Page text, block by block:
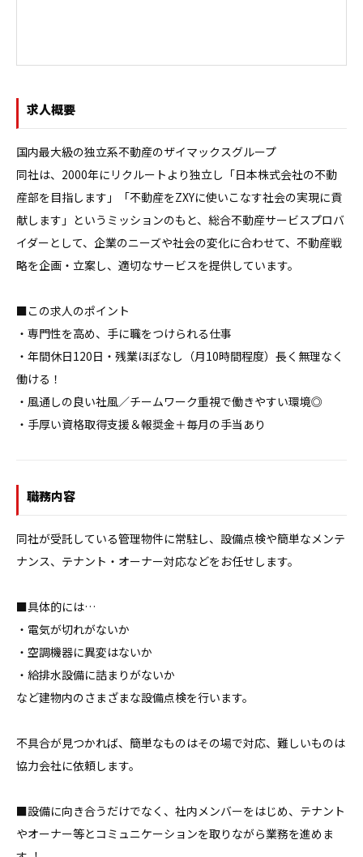
求人概要
国内最大級の独立系不動産のザイマックスグループ
同社は、2000年にリクルートより独立し「日本株式会社の不動
産部を目指します」「不動産をZXYに使いこなす社会の実現に貢
献します」というミッションのもと、総合不動産サービスプロバ
イダーとして、企業のニーズや社会の変化に合わせて、不動産戦
略を企画・立案し、適切なサービスを提供しています。
■この求人のポイント
・専門性を高め、手に職をつけられる仕事
・年間休日120日・残業ほぼなし（月10時間程度）長く無理なく
働ける！
・風通しの良い社風／チームワーク重視で働きやすい環境◎
・手厚い資格取得支援＆報奨金＋毎月の手当あり
職務内容
同社が受託している管理物件に常駐し、設備点検や簡単なメンテ
ナンス、テナント・オーナー対応などをお任せします。
■具体的には…
・電気が切れがないか
・空調機器に異変はないか
・給排⽔設備に詰まりがないか
など建物内のさまざまな設備点検を⾏います。
不具合が⾒つかれば、簡単なものはその場で対応、難しいものは
協⼒会社に依頼します。
■設備に向き合うだけでなく、社内メンバーをはじめ、テナント
やオーナー等とコミュニケーションを取りながら業務を進めま